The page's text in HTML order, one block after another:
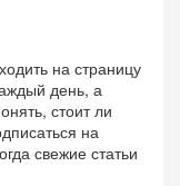
на страницу
день, а
стоит ли
на
свежие статьи